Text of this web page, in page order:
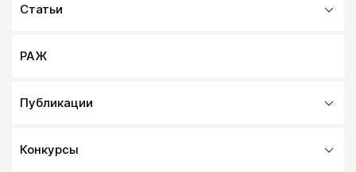
Статьи
РАЖ
Публикации
Конкурсы